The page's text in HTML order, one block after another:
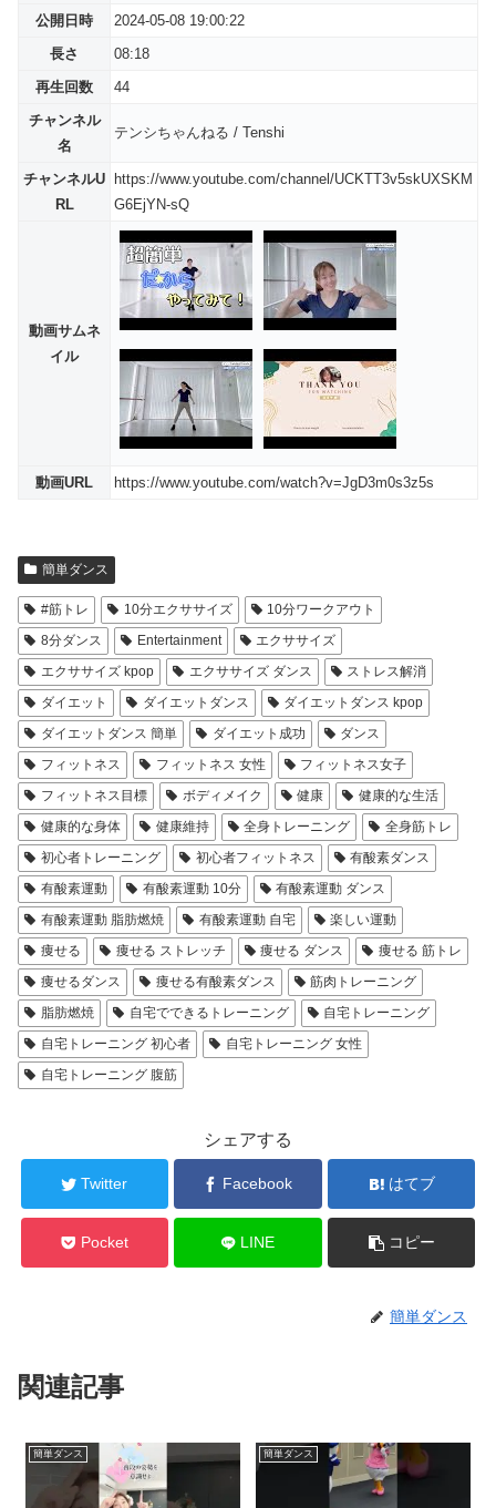
公開日時
2024-05-08 19:00:22
長さ
08:18
再生回数
44
チャンネル
名
テンシちゃんねる / Tenshi
チャンネルU
RL
https://www.youtube.com/channel/UCKTT3v5skUXSKM
G6EjYN-sQ
動画サムネ
イル
動画URL https://www.youtube.com/watch?v=JgD3m0s3z5s
簡単ダンス
#筋トレ 10分エクササイズ
10分ワークアウト
8分ダンス
Entertainment
エクササイズ
エクササイズ kpop
エクササイズ ダンス
ストレス解消
ダイエット
ダイエットダンス
ダイエットダンス kpop
ダイエットダンス 簡単
ダイエット成功
ダンス
フィットネス
フィットネス 女性
フィットネス女子
フィットネス目標
ボディメイク 健康
健康的な生活
健康的な身体
健康維持 全身トレーニング
全身筋トレ
初心者トレーニング
初心者フィットネス
有酸素ダンス
有酸素運動
有酸素運動 10分
有酸素運動 ダンス
有酸素運動 脂肪燃焼
有酸素運動 自宅
楽しい運動
痩せる
痩せる ストレッチ 痩せる ダンス
痩せる 筋トレ
痩せるダンス
痩せる有酸素ダンス
筋肉トレーニング
脂肪燃焼
自宅でできるトレーニング
自宅トレーニング
自宅トレーニング 初心者
自宅トレーニング 女性
自宅トレーニング 腹筋
シェアする
Twitter Facebook はてブ
Pocket LINE コピー
簡単ダンス
関連記事
簡単ダンス 簡単ダンス